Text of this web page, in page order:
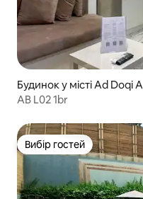
Будинок у місті Ad Doqi A
AB L02 1br
Вибір гостей
Вибір гостей